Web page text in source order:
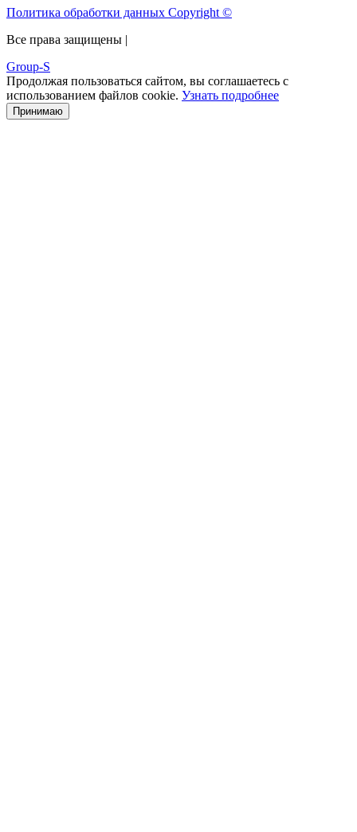
Политика обработки данных Copyright ©
Все права защищены |
Group-S
Продолжая пользоваться сайтом, вы соглашаетесь с
использованием файлов cookie. Узнать подробнее
Принимаю